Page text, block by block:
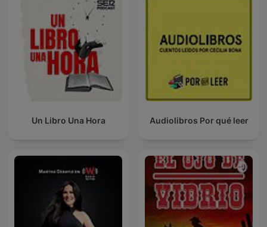
Un Libro Una Hora Audiolibros Por qué leer